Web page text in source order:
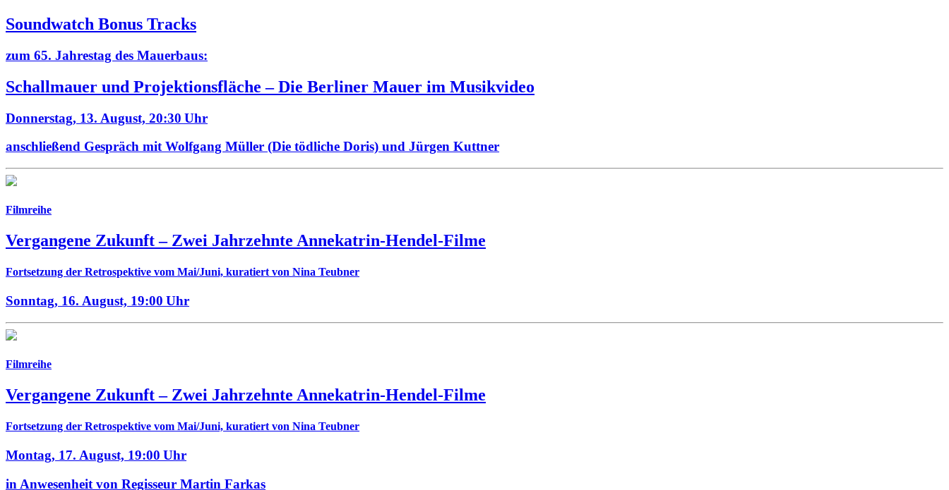
Soundwatch Bonus Tracks
zum 65. Jahrestag des Mauerbaus:
Schallmauer und Projektionsfläche –Die Berliner Mauer im Musikvideo
Donnerstag, 13. August, 20:30 Uhr
anschließend Gespräch mit Wolfgang Müller (Die tödliche Doris) und Jürgen Kuttner
Filmreihe
Vergangene Zukunft – Zwei Jahrzehnte Annekatrin-Hendel-Filme
Fortsetzung der Retrospektive vom Mai/Juni, kuratiert von Nina Teubner
Sonntag, 16. August, 19:00 Uhr
Filmreihe
Vergangene Zukunft – Zwei Jahrzehnte Annekatrin-Hendel-Filme
Fortsetzung der Retrospektive vom Mai/Juni, kuratiert von Nina Teubner
Montag, 17. August, 19:00 Uhr
in Anwesenheit von Regisseur Martin Farkas